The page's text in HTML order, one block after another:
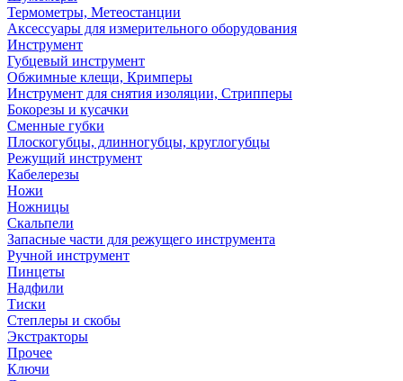
Термометры, Метеостанции
Аксессуары для измерительного оборудования
Инструмент
Губцевый инструмент
Обжимные клещи, Кримперы
Инструмент для снятия изоляции, Стрипперы
Бокорезы и кусачки
Сменные губки
Плоскогубцы, длинногубцы, круглогубцы
Режущий инструмент
Кабелерезы
Ножи
Ножницы
Скальпели
Запасные части для режущего инструмента
Ручной инструмент
Пинцеты
Надфили
Тиски
Степлеры и скобы
Экстракторы
Прочее
Ключи